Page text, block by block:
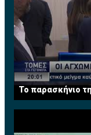
Το παρασκήνιο